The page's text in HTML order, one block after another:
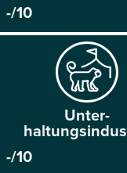
-/10
Unter­
-/10